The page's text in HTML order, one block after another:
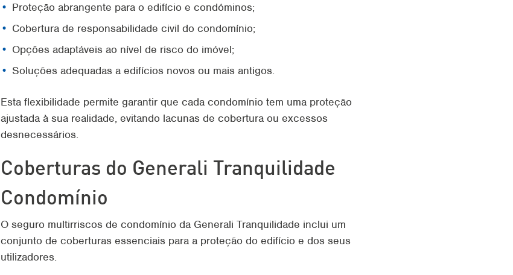
Proteção abrangente para o edifício e condóminos;
Cobertura de responsabilidade civil do condomínio;
Opções adaptáveis ao nível de risco do imóvel;
Soluções adequadas a edifícios novos ou mais antigos.
Esta flexibilidade permite garantir que cada condomínio tem uma proteção
ajustada à sua realidade, evitando lacunas de cobertura ou excessos
desnecessários.
Coberturas do Generali Tranquilidade
Condomínio
O seguro multirriscos de condomínio da Generali Tranquilidade inclui um
conjunto de coberturas essenciais para a proteção do edifício e dos seus
utilizadores.